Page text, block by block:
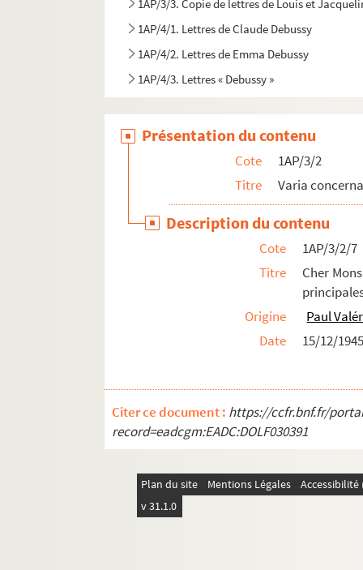
1AP/3/3. Copie de lettres de Louis et
1AP/4/1. Lettres de Claude Debussy
1AP/4/2. Lettres de Emma Debussy
1AP/4/3. Lettres « Debussy »
Présentation du contenu
Cote
1AP/3/2
Titre
Varia
Description du contenu
Cote
1AP/3/2/7
Titre
Cher
Origine
Paul
Date
15/12/
Citer ce document : https://ccfr.bnf.fr/
record=eadcgm:EADC:DOLF030391
Plan du site Mentions Légales
v 31.1.0